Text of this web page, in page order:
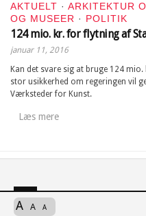
AKTUELT · ARKITEKTUR
OG MUSEER · POLITIK
124 mio. kr. for flytning af
januar 11, 2016
Kan det svare sig at bruge 124
stor usikkerhed om regeringen vil
Værksteder for Kunst.
Læs mere
A A A